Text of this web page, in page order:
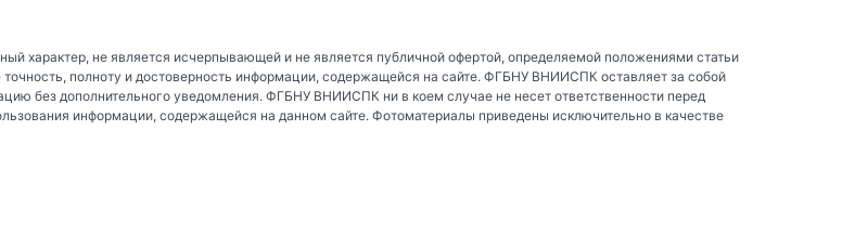
характер, не является исчерпывающей и не является публичной офертой, определяемой положениями статьи
полноту и достоверность информации, содержащейся на сайте. ФГБНУ ВНИИСПК оставляет за собой
без дополнительного уведомления. ФГБНУ ВНИИСПК ни в коем случае не несет ответственности перед
информации, содержащейся на данном сайте. Фотоматериалы приведены исключительно в качестве